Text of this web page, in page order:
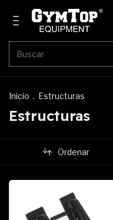
Inicio . Estructuras
Estructuras
Ordenar